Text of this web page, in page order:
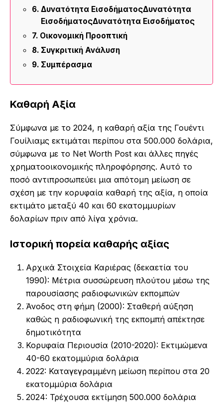
Δυνατότητα ΕισοδήματοςΔυνατότητα
ΕισοδήματοςΔυνατότητα Εισοδήματος
Οικονομική Προοπτική
Συγκριτική Ανάλυση
Συμπέρασμα
Καθαρή Αξία
Σύμφωνα με το 2024, η καθαρή αξία της Γουέντι
Γουίλιαμς εκτιμάται περίπου στα 500.000 δολάρια,
σύμφωνα με το Net Worth Post και άλλες πηγές
χρηματοοικονομικής πληροφόρησης. Αυτό το
ποσό αντιπροσωπεύει μια απότομη μείωση σε
σχέση με την κορυφαία καθαρή της αξία, η οποία
εκτιμάτο μεταξύ 40 και 60 εκατομμυρίων
δολαρίων πριν από λίγα χρόνια.
Ιστορική πορεία καθαρής αξίας
Αρχικά Στοιχεία Καριέρας (δεκαετία του
1990): Μέτρια συσσώρευση πλούτου μέσω της
παρουσίασης ραδιοφωνικών εκπομπών
Άνοδος στη φήμη (2000): Σταθερή αύξηση
καθώς η ραδιοφωνική της εκπομπή απέκτησε
δημοτικότητα
Κορυφαία Περιουσία (2010-2020): Εκτιμώμενα
40-60 εκατομμύρια δολάρια
2022: Καταγεγραμμένη μείωση περίπου στα 20
εκατομμύρια δολάρια
2024: Τρέχουσα εκτίμηση 500.000 δολάρια